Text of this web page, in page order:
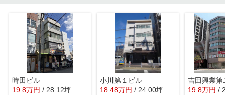
時田ビル
19.8万円 / 28.12坪
小川第１ビル
18.48万円 / 24.00坪
吉田興業第
19.8万円 /